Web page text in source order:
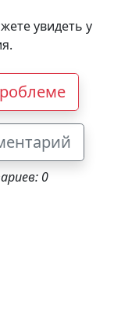
увидеть у
0